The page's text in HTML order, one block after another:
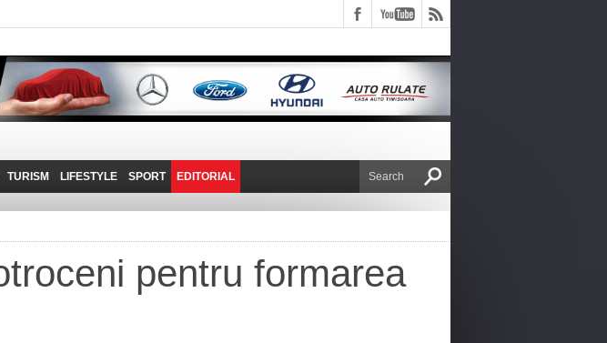
TURISM
PRIN MUNȚII
FANTASTICUL BANAT
LIFESTYLE
POVESTE DE VIAȚĂ
SPORT EDITORIAL
DE VICTOR NAFIRU
pentru formarea